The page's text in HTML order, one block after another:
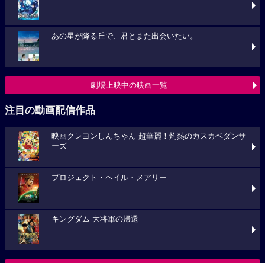
あの星が降る丘で、君とまた出会いたい。
劇場上映中の映画一覧
注目の動画配信作品
映画クレヨンしんちゃん 超華麗！灼熱のカスカベダンサ
ーズ
プロジェクト・ヘイル・メアリー
キングダム 大将軍の帰還